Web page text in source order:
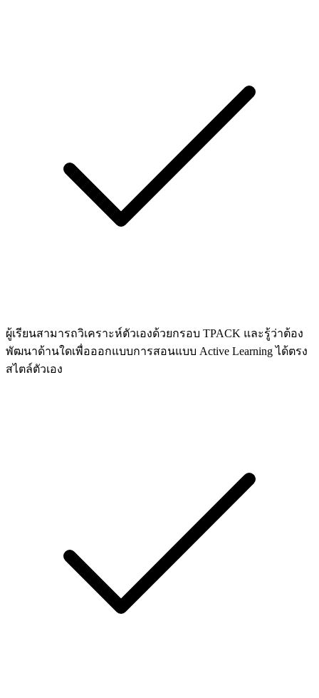
ผู้เรียนสามารถวิเคราะห์ตัวเองด้วยกรอบ TPACK และรู้ว่าต้อง
พัฒนาด้านใดเพื่อออกแบบการสอนแบบ Active Learning ได้ตรง
สไตล์ตัวเอง